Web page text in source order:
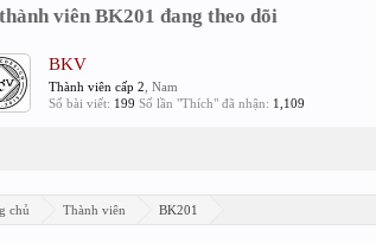
viên BK201 đang theo dõi
BKV
Thành viên cấp 2 , Nam
Số bài viết: 199 Số lần "Thích" đã nhận: 1,109
chủ Thành viên BK201